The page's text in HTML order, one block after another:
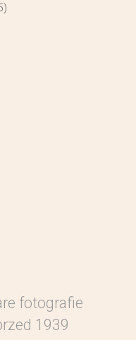
fotografie
1939